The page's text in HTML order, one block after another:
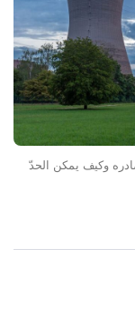
وكيف يمكن الحدّ